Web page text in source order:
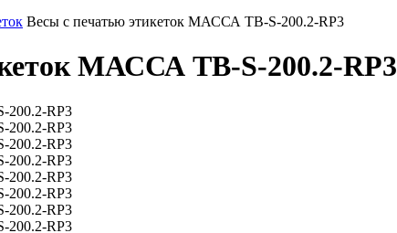
Весы с печатью этикеток МАССА TB-S-200.2-RP3
МАССА TB-S-200.2-RP3